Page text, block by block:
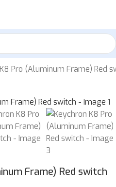
Pro (Aluminum Frame) Red
Frame) Red switch